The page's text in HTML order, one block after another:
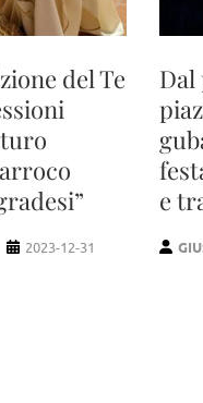
del Te
2023-12-31
Dal
e